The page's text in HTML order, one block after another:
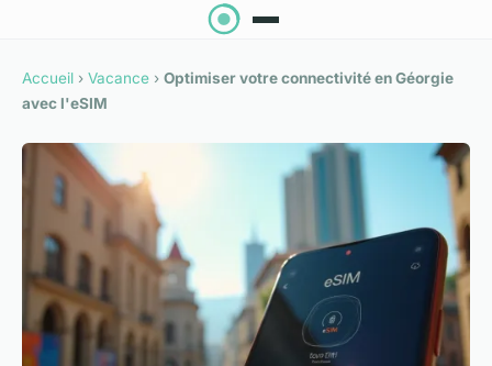
Accueil › Vacance › Optimiser votre connectivité en Géorgie
avec l'eSIM